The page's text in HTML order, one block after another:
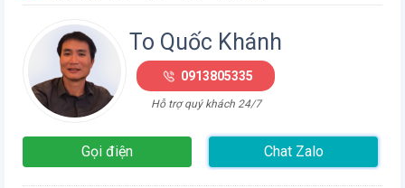
To Quốc Khánh
0913805335
Hỗ trợ quý khách 24/7
Gọi điện Chat Zalo